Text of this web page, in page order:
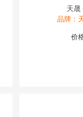
天晟
品牌：
价